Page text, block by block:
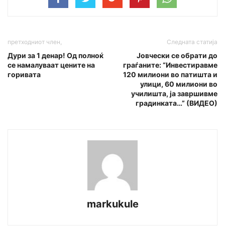
претходниот член,
Дури за 1 денар! Од полноќ
се намалуваат цените на
горивата
Следната статија
Joвчески се обрати до
граѓаните: “Инвестиравме
120 милиони во патишта и
улици, 60 милиони во
училишта, ja завршивме
градинката…” (ВИДЕО)
markukule